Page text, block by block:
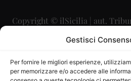
Gestisci
Per fornire le migliori esperienze,
per memorizzare e/o accedere alle
Copyright © ilSicilia | aut.
29/09/2015
Direttore Editoriale: